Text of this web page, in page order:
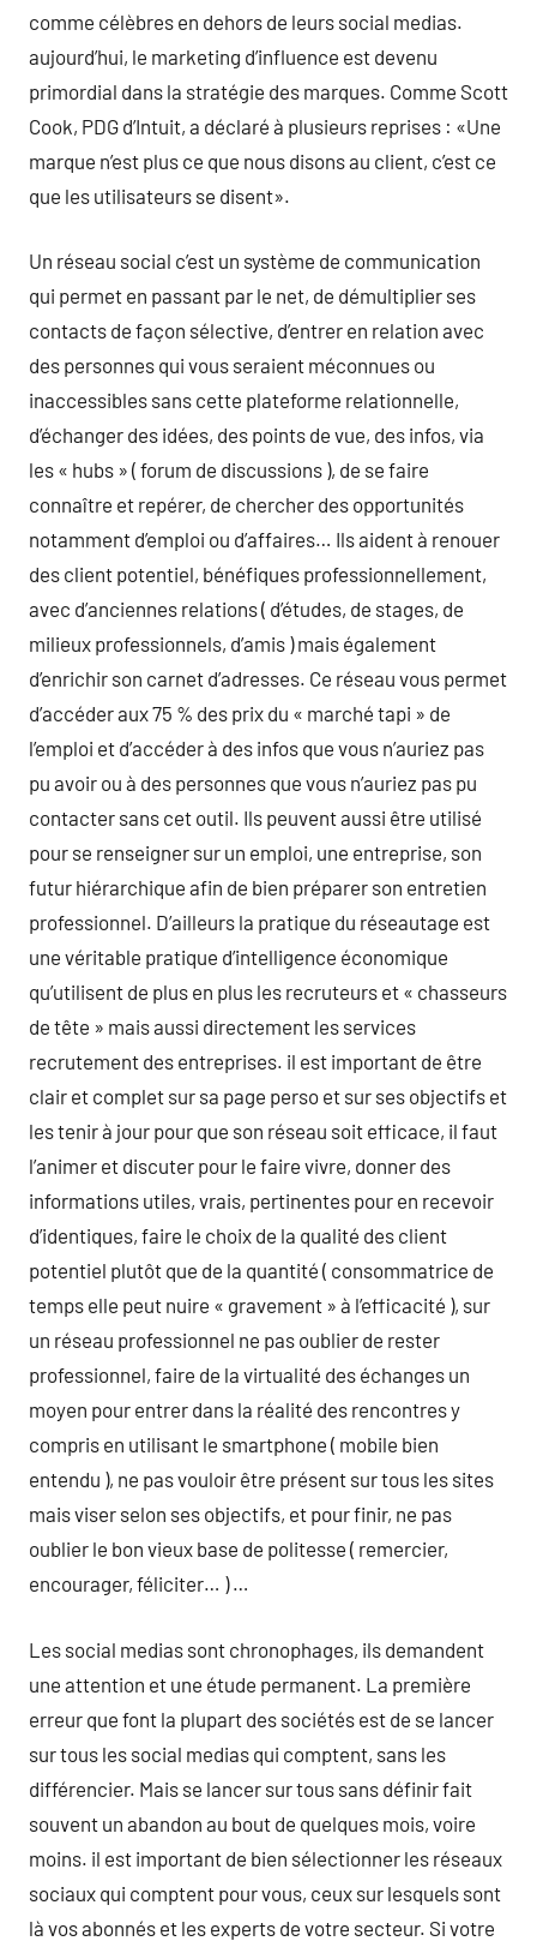
comme célèbres en dehors de leurs social medias.
aujourd’hui, le marketing d’influence est devenu
primordial dans la stratégie des marques. Comme Scott
Cook, PDG d’Intuit, a déclaré à plusieurs reprises : «Une
marque n’est plus ce que nous disons au client, c’est ce
que les utilisateurs se disent».
Un réseau social c’est un système de communication
qui permet en passant par le net, de démultiplier ses
contacts de façon sélective, d’entrer en relation avec
des personnes qui vous seraient méconnues ou
inaccessibles sans cette plateforme relationnelle,
d’échanger des idées, des points de vue, des infos, via
les « hubs » ( forum de discussions ), de se faire
connaître et repérer, de chercher des opportunités
notamment d’emploi ou d’affaires… Ils aident à renouer
des client potentiel, bénéfiques professionnellement,
avec d’anciennes relations ( d’études, de stages, de
milieux professionnels, d’amis ) mais également
d’enrichir son carnet d’adresses. Ce réseau vous permet
d’accéder aux 75 % des prix du « marché tapi » de
l’emploi et d’accéder à des infos que vous n’auriez pas
pu avoir ou à des personnes que vous n’auriez pas pu
contacter sans cet outil. Ils peuvent aussi être utilisé
pour se renseigner sur un emploi, une entreprise, son
futur hiérarchique afin de bien préparer son entretien
professionnel. D’ailleurs la pratique du réseautage est
une véritable pratique d’intelligence économique
qu’utilisent de plus en plus les recruteurs et « chasseurs
de tête » mais aussi directement les services
recrutement des entreprises. il est important de être
clair et complet sur sa page perso et sur ses objectifs et
les tenir à jour pour que son réseau soit efficace, il faut
l’animer et discuter pour le faire vivre, donner des
informations utiles, vrais, pertinentes pour en recevoir
d’identiques, faire le choix de la qualité des client
potentiel plutôt que de la quantité ( consommatrice de
temps elle peut nuire « gravement » à l’efficacité ), sur
un réseau professionnel ne pas oublier de rester
professionnel, faire de la virtualité des échanges un
moyen pour entrer dans la réalité des rencontres y
compris en utilisant le smartphone ( mobile bien
entendu ), ne pas vouloir être présent sur tous les sites
mais viser selon ses objectifs, et pour finir, ne pas
oublier le bon vieux base de politesse ( remercier,
encourager, féliciter… ) …
Les social medias sont chronophages, ils demandent
une attention et une étude permanent. La première
erreur que font la plupart des sociétés est de se lancer
sur tous les social medias qui comptent, sans les
différencier. Mais se lancer sur tous sans définir fait
souvent un abandon au bout de quelques mois, voire
moins. il est important de bien sélectionner les réseaux
sociaux qui comptent pour vous, ceux sur lesquels sont
là vos abonnés et les experts de votre secteur. Si votre